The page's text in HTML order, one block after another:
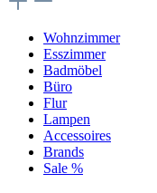
Wohnzimmer
Esszimmer
Badmöbel
Büro
Flur
Lampen
Accessoires
Brands
Sale %